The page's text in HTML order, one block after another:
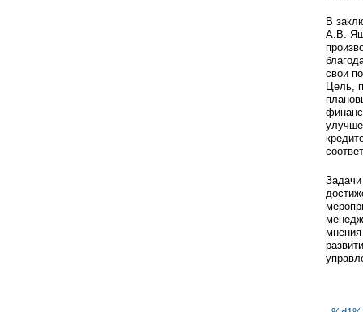
В
А.В.
свои
Цель,